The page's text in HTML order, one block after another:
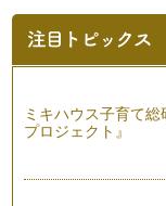
前回の記事は『マ
し、ママ自身が英
『子どもと一緒に
と思っているママ
英語のリスニング
今回も英語のリス
ミキハウス子育て
プロジェクト』